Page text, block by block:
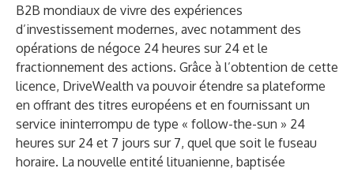
B2B mondiaux de vivre des expériences
d’investissement modernes, avec notamment des
opérations de négoce 24 heures sur 24 et le
fractionnement des actions. Grâce à l’obtention de cette
licence, DriveWealth va pouvoir étendre sa plateforme
en offrant des titres européens et en fournissant un
service ininterrompu de type « follow-the-sun » 24
heures sur 24 et 7 jours sur 7, quel que soit le fuseau
horaire. La nouvelle entité lituanienne, baptisée